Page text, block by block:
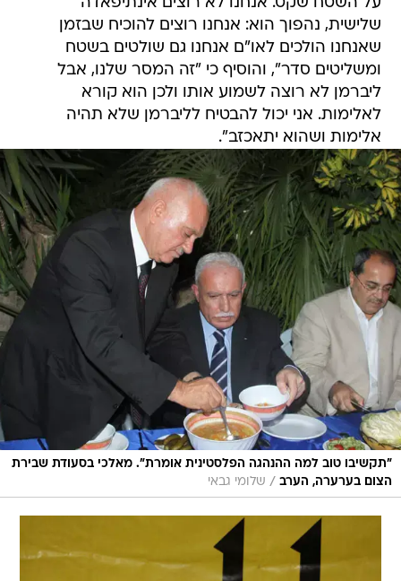
שלישית, נהפוך הוא: אנחנו רוצים להוכיח שבזמן
שאנחנו הולכים לאו"ם אנחנו גם שולטים בשטח
ומשליטים סדר", והוסיף כי "זה המסר שלנו, אבל
ליברמן לא רוצה לשמוע אותו ולכן הוא קורא
לאלימות. אני יכול להבטיח לליברמן שלא תהיה
אלימות ושהוא יתאכזב".
"תקשיבו טוב למה ההנהגה הפלסטינית אומרת". מאלכי בסעודת שבירת
הצום בערערה, הערב / שלומי גבאי